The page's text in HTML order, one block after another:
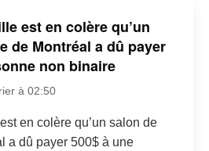
est en colère qu’un
de Montréal a dû payer
non binaire
à 02:50
en colère qu’un salon de
a dû payer 500$ à une